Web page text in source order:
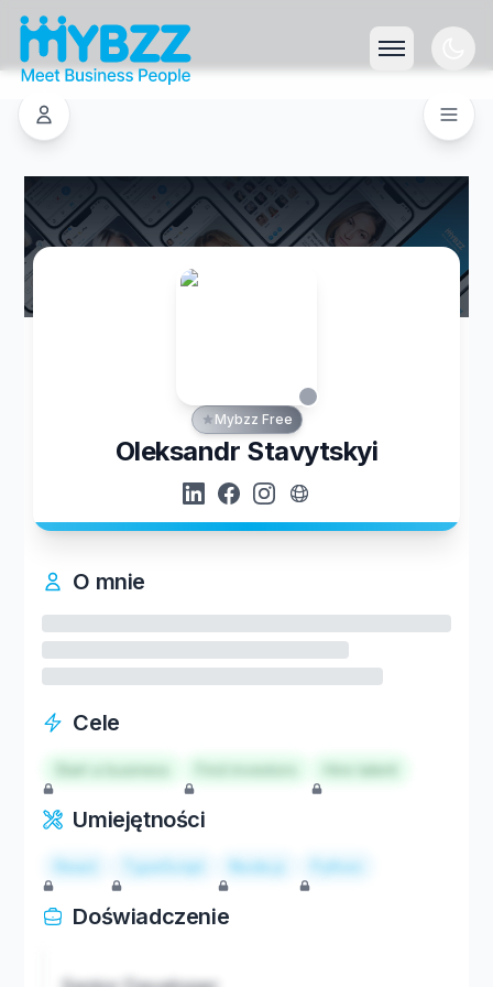
Mybzz Free
Oleksandr Stavytskyi
O mnie
Cele
Start a business Hire talent
Umiejętności
React TypeScript Node.js Python
Doświadczenie